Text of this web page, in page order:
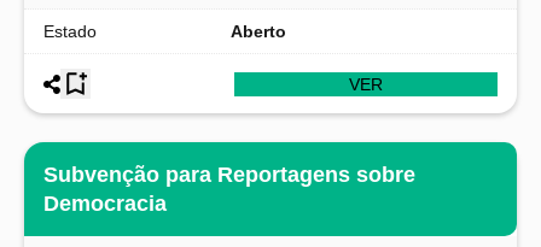
Estado Aberto
VER
Subvenção para Reportagens sobre
Democracia